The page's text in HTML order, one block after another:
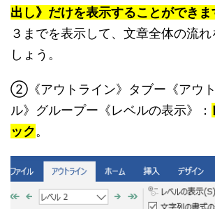
出し》だけを表示することができま
３までを表示して、文章全体の流れ
しょう。
②《アウトライン》タブー《アウ
ル》グループー《レベルの表示》：
ック。